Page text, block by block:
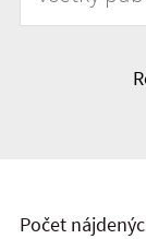
Počet